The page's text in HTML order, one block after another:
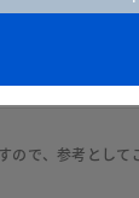
、ゆったりめで
で、参考として